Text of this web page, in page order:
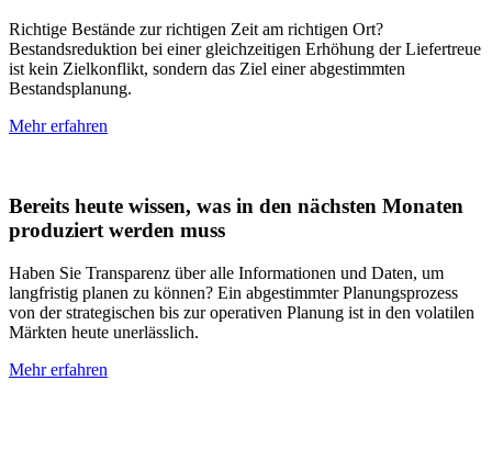
Richtige Bestände zur richtigen Zeit am richtigen Ort?
Bestandsreduktion bei einer gleichzeitigen Erhöhung der Liefertreue
ist kein Zielkonflikt, sondern das Ziel einer abgestimmten
Bestandsplanung.
Mehr erfahren
Bereits heute wissen, was in den nächsten Monaten
produziert werden muss
Haben Sie Transparenz über alle Informationen und Daten, um
langfristig planen zu können? Ein abgestimmter Planungsprozess
von der strategischen bis zur operativen Planung ist in den volatilen
Märkten heute unerlässlich.
Mehr erfahren